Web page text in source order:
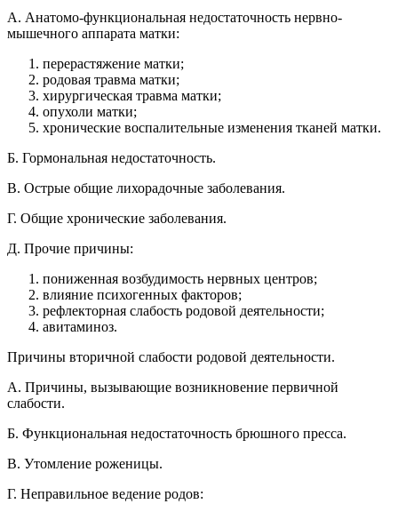
A. Анатомо-функциональная недостаточность нервно-
мышечного аппарата матки:
перерастяжение матки;
родовая травма матки;
хирургическая травма матки;
опухоли матки;
хронические воспалительные изменения тканей матки.
Б. Гормональная недостаточность.
B. Острые общие лихорадочные заболевания.
Г. Общие хронические заболевания.
Д. Прочие причины:
пониженная возбудимость нервных центров;
влияние психогенных факторов;
рефлекторная слабость родовой деятельности;
авитаминоз.
Причины вторичной слабости родовой деятельности.
A. Причины, вызывающие возникновение первичной
слабости.
Б. Функциональная недостаточность брюшного пресса.
B. Утомление роженицы.
Г. Неправильное ведение родов: